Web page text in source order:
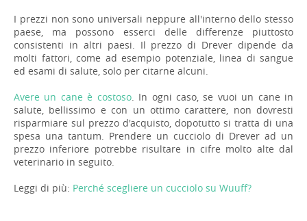
I prezzi non sono universali neppure all'interno dello stesso
paese, ma possono esserci delle differenze piuttosto
consistenti in altri paesi. Il prezzo di Drever dipende da
molti fattori, come ad esempio potenziale, linea di sangue
ed esami di salute, solo per citarne alcuni.
Avere un cane è costoso. In ogni caso, se vuoi un cane in
salute, bellissimo e con un ottimo carattere, non dovresti
risparmiare sul prezzo d'acquisto, dopotutto si tratta di una
spesa una tantum. Prendere un cucciolo di Drever ad un
prezzo inferiore potrebbe risultare in cifre molto alte dal
veterinario in seguito.
Leggi di più: Perché scegliere un cucciolo su Wuuff?